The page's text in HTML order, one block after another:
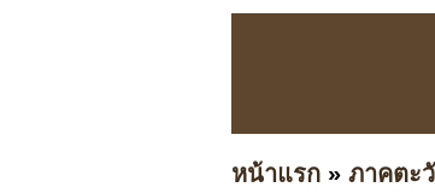
หน้าแรก » ภาคตะ